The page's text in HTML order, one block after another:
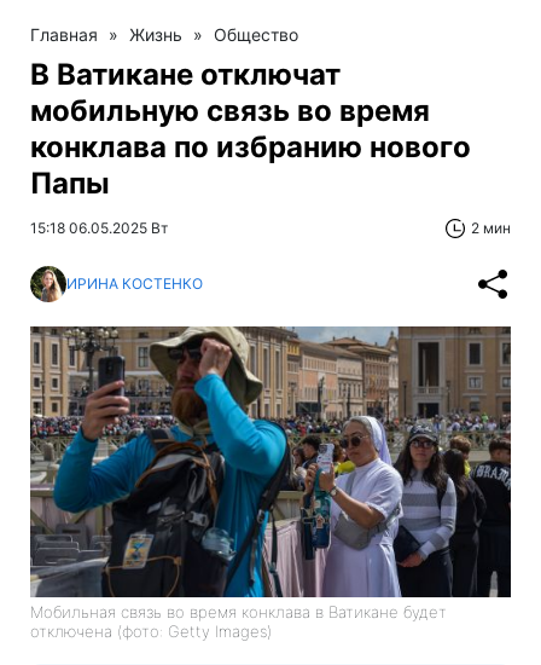
Главная » Жизнь » Общество
В Ватикане отключат
мобильную связь во время
конклава по избранию нового
Папы
15:18 06.05.2025 Вт 2 мин
ИРИНА КОСТЕНКО
Мобильная связь во время конклава в Ватикане будет
отключена (фото: Getty Images)